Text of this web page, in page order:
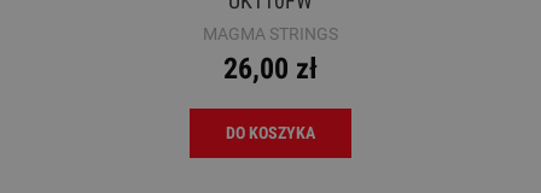
MAGMA STRINGS
26,00 zł
DO KOSZYKA